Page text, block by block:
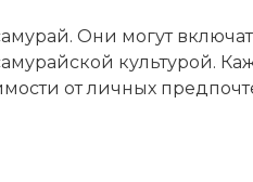
Они могут
культурой.
от личных